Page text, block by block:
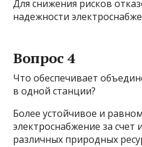
Для снижения рисков
надежности
Вопрос 4
Что обеспечивает
в одной станции?
Более устойчивое и
электроснабжение за счет
различных природных